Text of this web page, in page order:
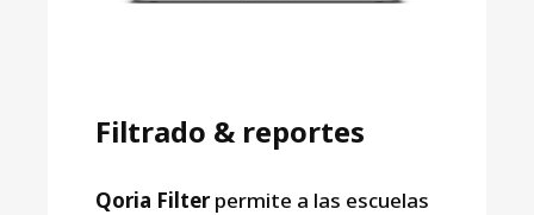
Filtrado & reportes
Qoria Filterpermite a las escuelas